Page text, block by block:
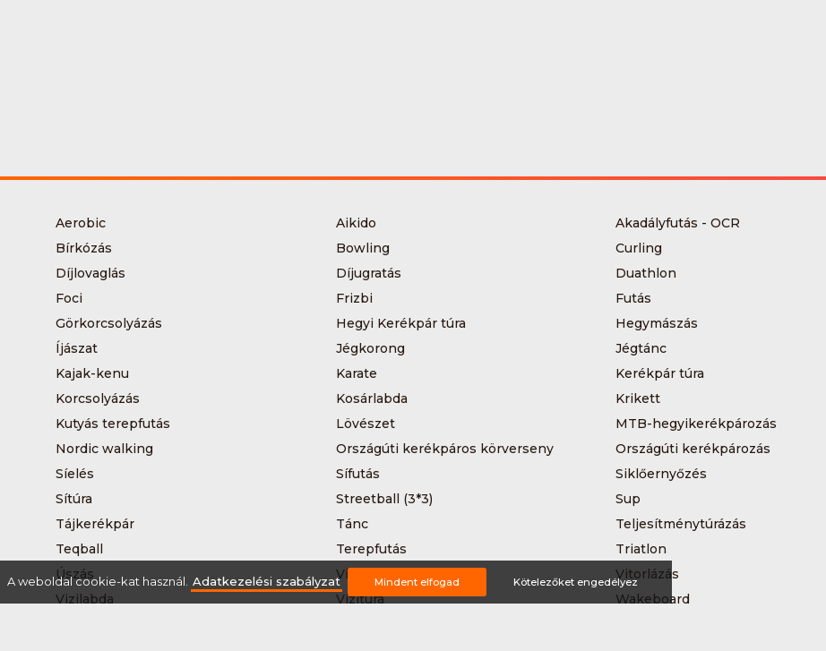
Aerobic Aikido Akadályfutás - OCR
Bírkózás
Bowling Curling
Díjlovaglás
Díjugratás Duathlon
Foci
Frizbi Futás
Görkorcsolyázás
Hegyi Kerékpár túra Hegymászás
Íjászat
Jégkorong Jégtánc
Kajak-kenu
Karate Kerékpár túra
Korcsolyázás
Kosárlabda Krikett
Kutyás terepfutás
Lövészet MTB-hegyikerékpározás
Nordic walking
Országúti kerékpáros körverseny Országúti kerékpározás
Síelés
Sífutás Siklőernyőzés
Sítúra
Streetball (3*3) Sup
Tájkerékpár
Tánc Teljesítménytúrázás
Teqball
Terepfutás Triatlon
Úszás
Via-ferrata Vitorlázás
Vizilabda
Vizitúra Wakeboard
A weboldal cookie-kat használ. Adatkezelési szabályzat Mindent elfogad Kötelezőket engedélyez